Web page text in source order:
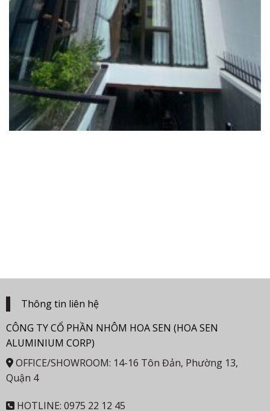
Thông tin liên hệ
CÔNG TY CỔ PHẦN NHÔM HOA SEN (HOA SEN
ALUMINIUM CORP)
OFFICE/SHOWROOM: 14-16 Tôn Đản, Phường 13,
Quận 4
HOTLINE: 0975 22 12 45